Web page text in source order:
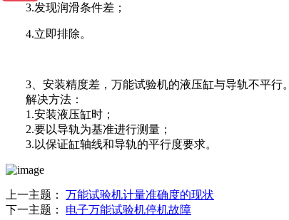
3.发现润滑条件差；
4.立即排除。
3、安装精度差，万能试验机的液压缸与导轨不平行。
解决方法：
1.安装液压缸时；
2.要以导轨为基准进行测量；
3.以保证缸轴线和导轨的平行度要求。
上一主题： 万能试验机计量准确度的现状
下一主题： 电子万能试验机停机故障